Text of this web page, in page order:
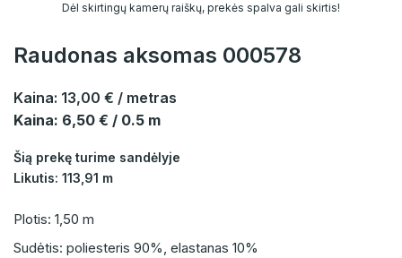
Dėl skirtingų kamerų raiškų, prekės spalva gali skirtis!
Raudonas aksomas 000578
Kaina: 13,00 € / metras
Kaina: 6,50 € / 0.5 m
Šią prekę turime sandėlyje
Likutis: 113,91 m
Plotis: 1,50 m
Sudėtis: poliesteris 90%, elastanas 10%